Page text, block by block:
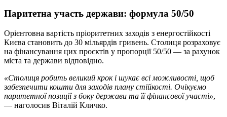
Паритетна участь держави: формула 50/50
Орієнтовна вартість пріоритетних заходів з енергостійкості
Києва становить до 30 мільярдів гривень. Столиця розраховує
на фінансування цих проєктів у пропорції 50/50 — за рахунок
міста та держави відповідно.
«Столиця робить великий крок і шукає всі можливості, щоб
забезпечити кошти для заходів плану стійкості. Очікуємо
паритетної позиції з боку держави та її фінансової участі»,
— наголосив Віталій Кличко.